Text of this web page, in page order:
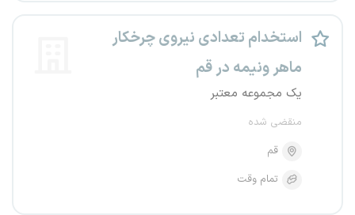
استخدام تعدادی نیروی چرخکار
ماهر ونیمه در قم
یک مجموعه معتبر
منقضی شده
قم
تمام وقت